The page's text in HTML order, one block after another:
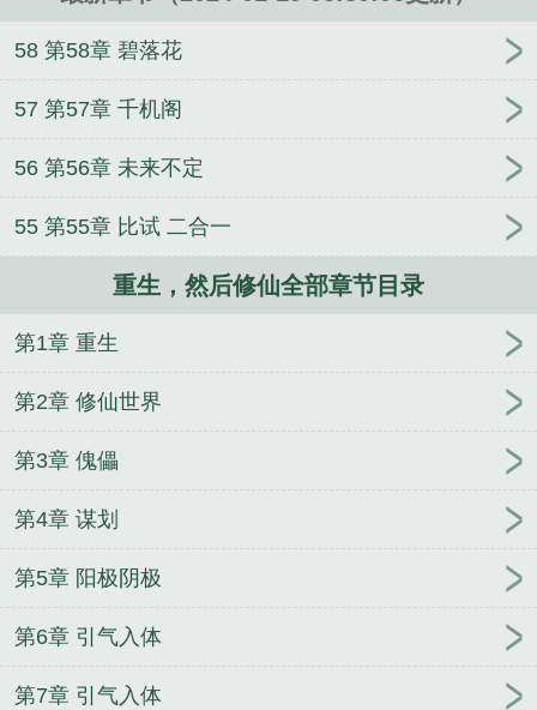
重生 重生日常修仙 重生后修仙的
重生然后
修仙 重生然后修仙肆
修仙 重
生低调修仙 重生修仙完本
重生日常修仙免费阅读
生之莲花空间修仙
重生开始
当包租婆
三万买房，小镇养老
请遵守游戏
请遵守游戏规则[无限] 快穿之坚持做个老
请遵守游戏规则[无限] 谁家小娘子这么狂
恐怖之最强中州队
请遵守游
养娃赚翻了 暗夜窥伺
玄门婆
夫人她来自1938
58 第58章 碧落花
57 第57章 千机阁
56 第56章 未来不定
55 第55章 比试 二合一
重生，然后修仙全部章节目录
第1章 重生
第2章 修仙世界
第3章 傀儡
第4章 谋划
第5章 阳极阴极
第6章 引气入体
第7章 引气入体